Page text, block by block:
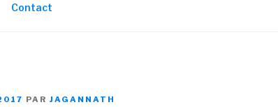
Contact
PAR JAGANNATH